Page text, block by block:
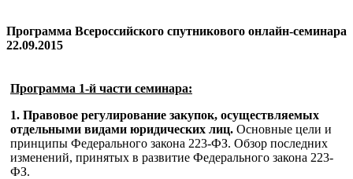
Программа Всероссийского спутникового онлайн-семинара
22.09.2015
Программа 1-й части семинара:
1. Правовое регулирование закупок, осуществляемых
отдельными видами юридических лиц. Основные цели и
принципы Федерального закона 223-ФЗ. Обзор последних
изменений, принятых в развитие Федерального закона 223-
ФЗ.